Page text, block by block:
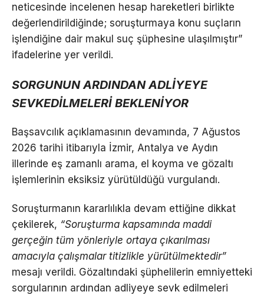
neticesinde incelenen hesap hareketleri birlikte
değerlendirildiğinde; soruşturmaya konu suçların
işlendiğine dair makul suç şüphesine ulaşılmıştır”
ifadelerine yer verildi.
SORGUNUN ARDINDAN ADLİYEYE
SEVKEDİLMELERİ BEKLENİYOR
Başsavcılık açıklamasının devamında, 7 Ağustos
2026 tarihi itibarıyla İzmir, Antalya ve Aydın
illerinde eş zamanlı arama, el koyma ve gözaltı
işlemlerinin eksiksiz yürütüldüğü vurgulandı.
Soruşturmanın kararlılıkla devam ettiğine dikkat
çekilerek, “Soruşturma kapsamında maddi
gerçeğin tüm yönleriyle ortaya çıkarılması
amacıyla çalışmalar titizlikle yürütülmektedir”
mesajı verildi. Gözaltındaki şüphelilerin emniyetteki
sorgularının ardından adliyeye sevk edilmeleri